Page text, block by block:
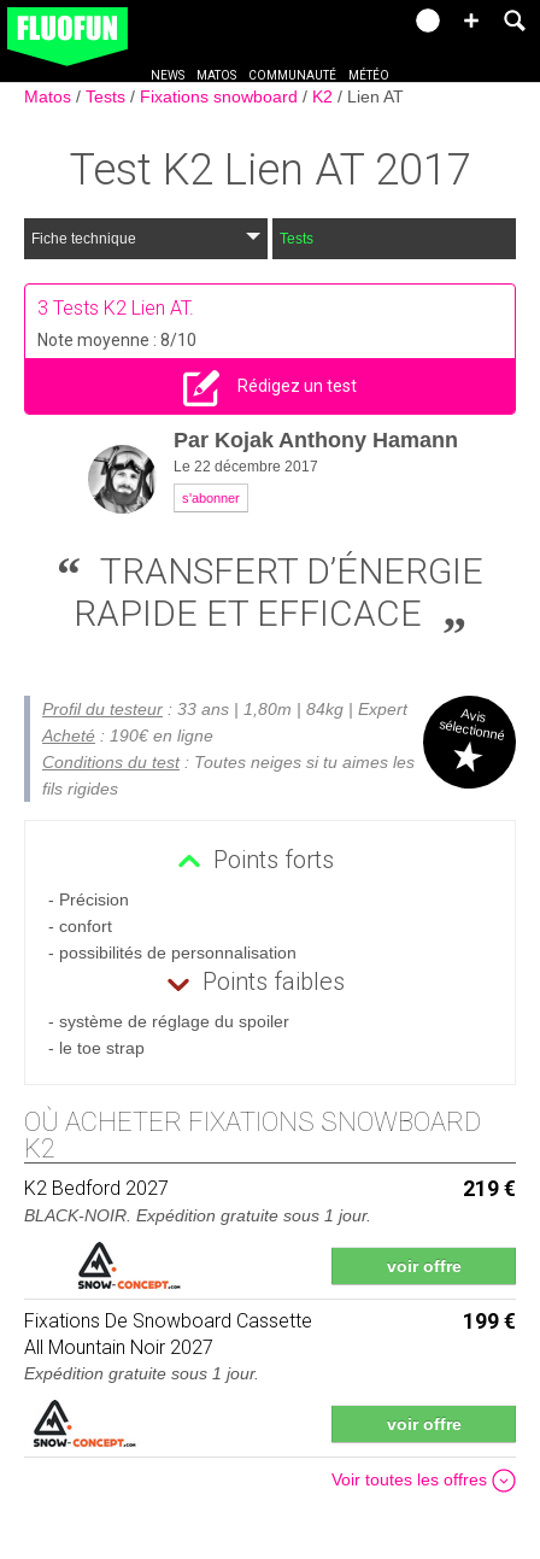
NEWS MATOS COMMUNAUTÉ MÉTÉO
Matos Tests Fixations snowboard K2 Lien AT
Test K2 Lien AT 2017
Fiche technique Tests
3 Tests K2 Lien AT.
Note moyenne : 8/10
Rédigez un test
Par Kojak Anthony Hamann
Le 22 décembre 2017
s'abonner
TRANSFERT D’ÉNERGIE
RAPIDE ET EFFICACE
Avis
sélectionné
Profil du testeur : 33 ans | 1,80m | 84kg | Expert
Acheté : 190€ en ligne
Conditions du test: Toutes neiges si tu aimes les
fils rigides
Points forts
- Précision
- confort
- possibilités de personnalisation
Points faibles
- système de réglage du spoiler
- le toe strap
OÙ ACHETER FIXATIONS SNOWBOARD
K2
K2 Bedford 2027 219 €
BLACK-NOIR. Expédition gratuite sous 1 jour.
voir offre
Fixations De Snowboard Cassette
All Mountain Noir 2027
199 €
Expédition gratuite sous 1 jour.
voir offre
Voir toutes les offres